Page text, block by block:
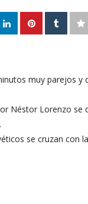
muy parejos y
Néstor Lorenzo se
se cruzan con